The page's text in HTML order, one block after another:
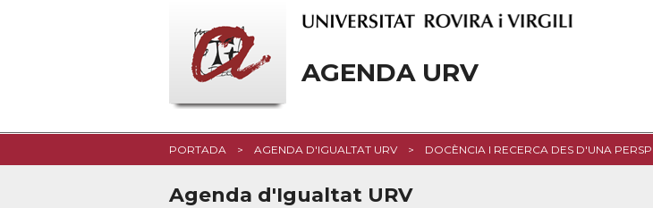
AGENDA URV
PORTADA AGENDA D'IGUALTAT URV DOCÈNCIA I RECERCA DES D'UNA
Agenda d'Igualtat URV